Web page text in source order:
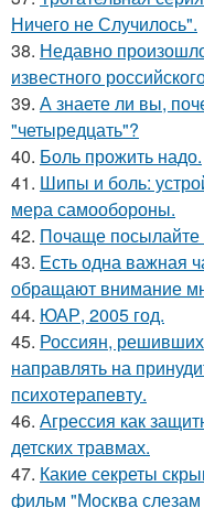
Ничего не Случилось".
38. Недавно
известного
39. А знаете ли вы,
"четыредцать"?
40. Боль прожить надо.
41. Шипы и боль:
мера самообороны.
42. Почаще
43. Есть одна важная
обращают внимание
44. ЮАР, 2005 год.
45. Россиян,
направлять на
психотерапевту.
46. Агрессия как
детских травмах.
47. Какие секреты
фильм "Москва слезам